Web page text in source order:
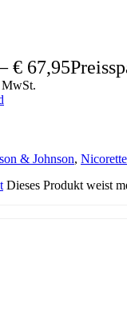
€ 67,95
& Johnson, Nicorette
Dieses Produkt weist